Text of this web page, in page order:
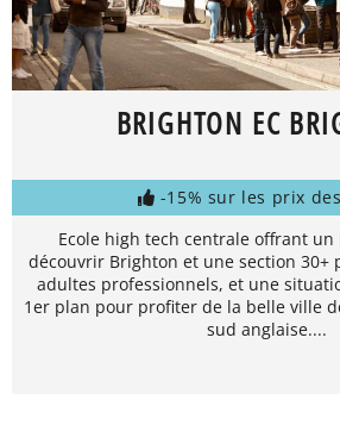
BRIGHTON EC
-15% sur les prix
Ecole high tech centrale offrant
découvrir Brighton et une section 30+
adultes professionnels, et une
1er plan pour profiter de la belle ville
sud anglaise....